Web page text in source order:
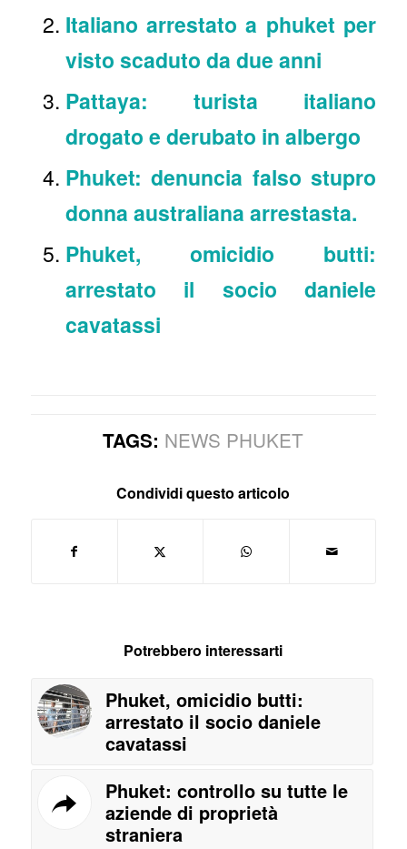
Italiano arrestato a phuket per
visto scaduto da due anni
Pattaya: turista italiano
drogato e derubato in albergo
Phuket: denuncia falso stupro
donna australiana arrestasta.
Phuket, omicidio butti:
arrestato il socio daniele
cavatassi
TAGS: NEWS PHUKET
Condividi questo articolo
Potrebbero interessarti
Phuket, omicidio butti:
arrestato il socio daniele
cavatassi
Phuket: controllo su tutte le
aziende di proprietà
straniera